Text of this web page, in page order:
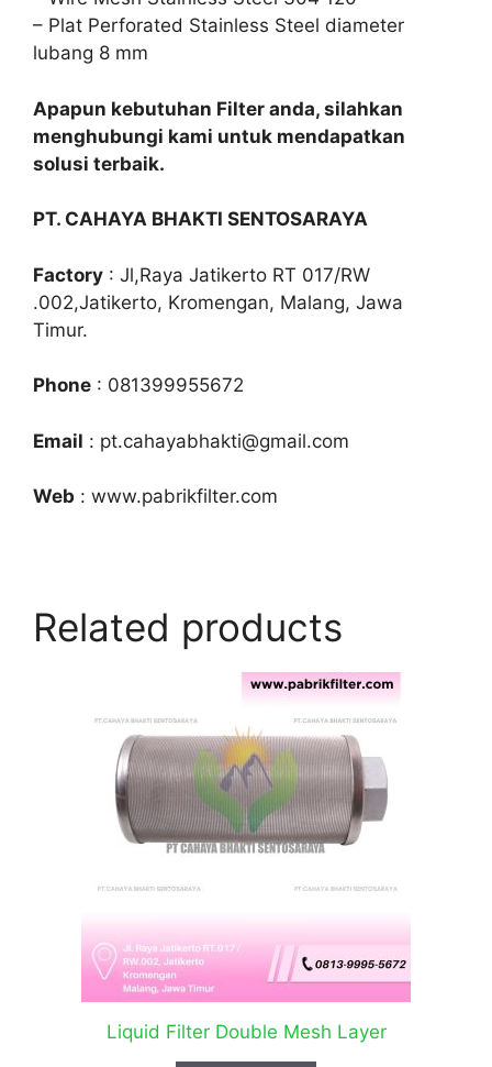
– Plat Perforated Stainless Steel diameter
lubang 8 mm
Apapun kebutuhan Filter anda, silahkan
menghubungi kami untuk mendapatkan
solusi terbaik.
PT. CAHAYA BHAKTI SENTOSARAYA
Factory : Jl,Raya Jatikerto RT 017/RW
.002,Jatikerto, Kromengan, Malang, Jawa
Timur.
Phone : 081399955672
Email : pt.cahayabhakti@gmail.com
Web : www.pabrikfilter.com
Related products
Liquid Filter Double Mesh Layer